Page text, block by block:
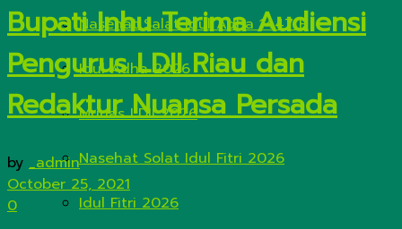
Nasehat Salat Idul Adha 1447 H
Idul Adha 2026
Munas LDII 2026
Nasehat Solat Idul Fitri 2026
Idul Fitri 2026
Bupati Inhu Terima Audiensi
Pengurus LDII Riau dan
Redaktur Nuansa Persada
by _admin
October 25, 2021
0